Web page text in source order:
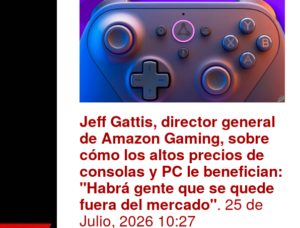
Jeff Gattis, director general
de Amazon Gaming, sobre
cómo los altos precios de
consolas y PC le benefician:
"Habrá gente que se quede
fuera del mercado". 25 de
Julio, 2026 10:27